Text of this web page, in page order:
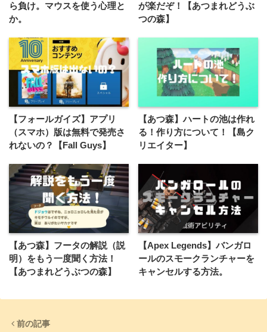
ら負け。マウスを使う心理と
か。
が楽だぞ！【あつまれどうぶ
つの森】
【フォールガイズ】アプリ
（スマホ）版は無料で発売さ
れないの？【Fall Guys】
【あつ森】ハートの池は作れ
る！作り方について！【島ク
リエイター】
【あつ森】フータの解説（説
明）をもう一度聞く方法！
【あつまれどうぶつの森】
【Apex Legends】バンガロ
ールのスモークランチャーを
キャンセルする方法。
前の記事